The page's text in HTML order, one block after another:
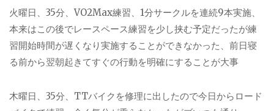
火曜日、35分、VO2Max練習、1分サークルを連続9本実施、
本来はこの後でレースペース練習を少し挟む予定だったが練
習開始時間が遅くなり実施することができなかった、前日寝
る前から翌朝起きてすぐの行動を明確にすることが大事
木曜日、35分、TTバイクを修理に出したので今日からロード